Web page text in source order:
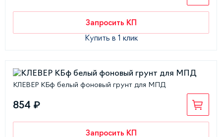
Запросить КП
Купить в 1 клик
КЛЕВЕР КБф белый фоновый грунт для МПД
854 ₽
Запросить КП